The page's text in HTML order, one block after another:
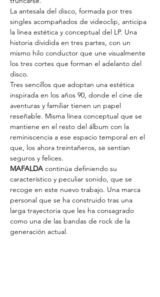
La antesala del disco, formada por tres
singles acompañados de videoclip, anticipa
la línea estética y conceptual del LP. Una
historia dividida en tres partes, con un
mismo hilo conductor que une visualmente
los tres cortes que forman el adelanto del
disco.
Tres sencillos que adoptan una estética
inspirada en los años 90, donde el cine de
aventuras y familiar tienen un papel
reseñable. Misma línea conceptual que se
mantiene en el resto del álbum con la
reminiscencia a ese espacio temporal en el
que, los ahora treintañeros, se sentían
seguros y felices.
MAFALDA continúa definiendo su
característico y peculiar sonido, que se
recoge en este nuevo trabajo. Una marca
personal que se ha construido tras una
larga trayectoria que les ha consagrado
como una de las bandas de rock de la
generación actual.